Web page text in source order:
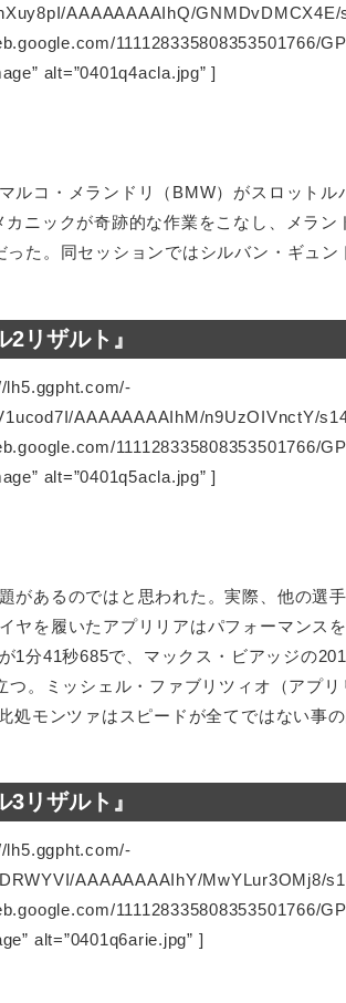
AAAAAAAAIhQ/GNMDvDMCX4E/
111128335808353501766/
alt=”0401q4acla.jpg” ]
ルコ・メランドリ（BMW）がスロットル
カニックが奇跡的な作業をこなし、メラ
った。同セッションではシルバン・ギュン
2リザルト』
lh5.ggpht.com/-
AAAAAAAAIhM/n9UzOIVnctY/
111128335808353501766/
alt=”0401q5acla.jpg” ]
があるのではと思われた。実際、他の選
ヤを履いたアプリリアはパフォーマンス
1分41秒685で、マックス・ビアッジの
つ。ミッシェル・ファブリツィオ（アプ
処モンツァはスピードが全てではない事の
3リザルト』
lh5.ggpht.com/-
AAAAAAAAIhY/MwYLur3OMj8/
111128335808353501766/
alt=”0401q6arie.jpg” ]